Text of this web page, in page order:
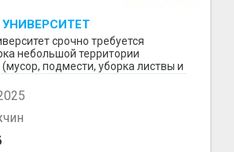
срочно требуется
небольшой территории
(мусор, подмести, уборка листвы и